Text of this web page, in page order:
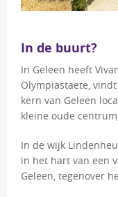
In de buurt?
In Geleen heeft
Olympiastaete,
kern van Geleen
kleine oude
In de wijk
in het hart van een
Geleen, tegenover